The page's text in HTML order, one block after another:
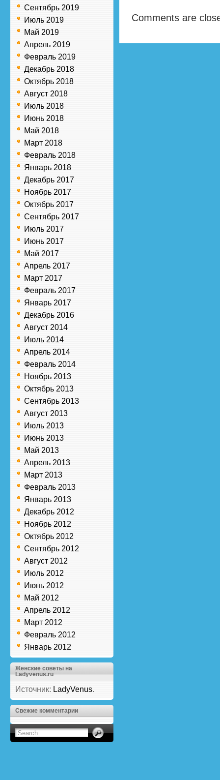
Сентябрь 2019
Июль 2019
Май 2019
Апрель 2019
Февраль 2019
Декабрь 2018
Октябрь 2018
Август 2018
Июль 2018
Июнь 2018
Май 2018
Март 2018
Февраль 2018
Январь 2018
Декабрь 2017
Ноябрь 2017
Октябрь 2017
Сентябрь 2017
Июль 2017
Июнь 2017
Май 2017
Апрель 2017
Март 2017
Февраль 2017
Январь 2017
Декабрь 2016
Август 2014
Июль 2014
Апрель 2014
Февраль 2014
Ноябрь 2013
Октябрь 2013
Сентябрь 2013
Август 2013
Июль 2013
Июнь 2013
Май 2013
Апрель 2013
Март 2013
Февраль 2013
Январь 2013
Декабрь 2012
Ноябрь 2012
Октябрь 2012
Сентябрь 2012
Август 2012
Июль 2012
Июнь 2012
Май 2012
Апрель 2012
Март 2012
Февраль 2012
Январь 2012
Женские советы на
Ladyvenus.ru
Источник: LadyVenus.
Свежие комментарии
Comments are